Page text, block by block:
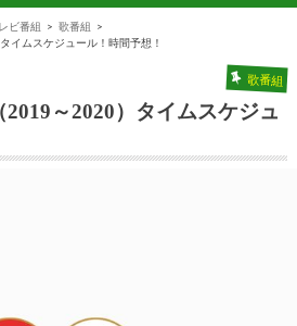
ビ番組
歌番組
イムスケジュール！時間予想！
歌番組
～2020）タイムスケジュ